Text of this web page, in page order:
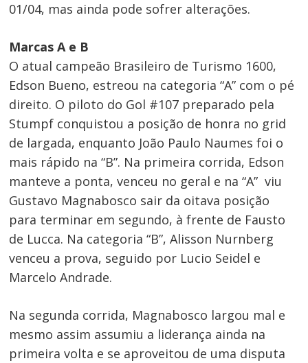
01/04, mas ainda pode sofrer alterações.
Marcas A e B
O atual campeão Brasileiro de Turismo 1600,
Edson Bueno, estreou na categoria “A” com o pé
direito. O piloto do Gol #107 preparado pela
Stumpf conquistou a posição de honra no grid
de largada, enquanto João Paulo Naumes foi o
mais rápido na “B”. Na primeira corrida, Edson
manteve a ponta, venceu no geral e na “A” viu
Gustavo Magnabosco sair da oitava posição
para terminar em segundo, à frente de Fausto
de Lucca. Na categoria “B”, Alisson Nurnberg
venceu a prova, seguido por Lucio Seidel e
Marcelo Andrade.
Na segunda corrida, Magnabosco largou mal e
mesmo assim assumiu a liderança ainda na
primeira volta e se aproveitou de uma disputa